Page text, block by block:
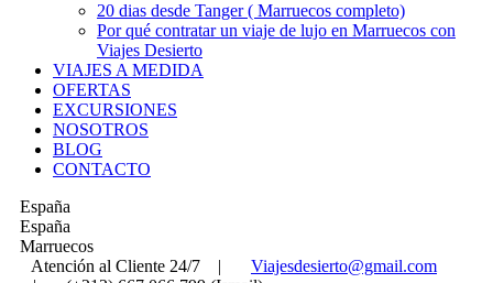
20 dias desde Tanger ( Marruecos completo)
Por qué contratar un viaje de lujo en Marruecos con
Viajes Desierto
VIAJES A MEDIDA
OFERTAS
EXCURSIONES
NOSOTROS
BLOG
CONTACTO
España
España
Marruecos
Atención al Cliente 24/7
|
Viajesdesierto@gmail.com